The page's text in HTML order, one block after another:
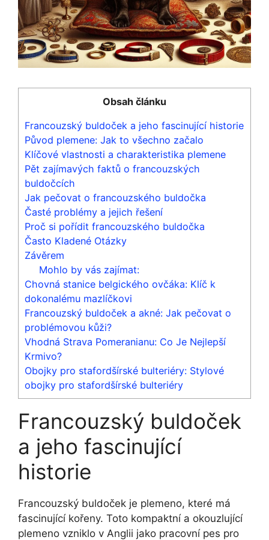
Obsah článku
Francouzský buldoček a jeho fascinující historie
Původ plemene: Jak to všechno začalo
Klíčové vlastnosti a charakteristika plemene
Pět zajímavých faktů o⁣ francouzských
buldočcích
Jak pečovat o francouzského buldočka
Časté problémy a jejich⁤ řešení
Proč ⁢si pořídit francouzského buldočka
Často Kladené Otázky
Závěrem
Mohlo by vás zajímat:
Chovná stanice belgického ovčáka: Klíč k
dokonalému mazlíčkovi
Francouzský buldoček a akné: Jak pečovat o
problémovou kůži?
Vhodná Strava Pomeranianu: Co Je Nejlepší
Krmivo?
Obojky pro stafordšírské bulteriéry: Stylové
obojky pro stafordšírské bulteriéry
Francouzský buldoček
a jeho fascinující
historie
Francouzský buldoček je plemeno, které má
fascinující kořeny. Toto​ kompaktní ​a ​okouzlující
‌plemeno vzniklo v Anglii jako pracovní pes pro